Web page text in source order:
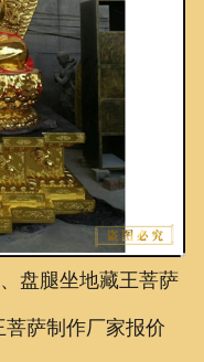
新闻资讯
荣誉资质
泥塑鉴赏
联系我们
盘腿坐地藏王菩萨
萨制作厂家报价